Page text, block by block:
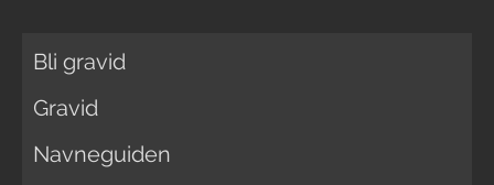
Bli gravid
Gravid
Navneguiden